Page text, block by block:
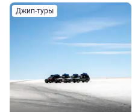
Джип-туры